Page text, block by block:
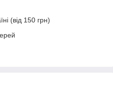
(від 150 грн)